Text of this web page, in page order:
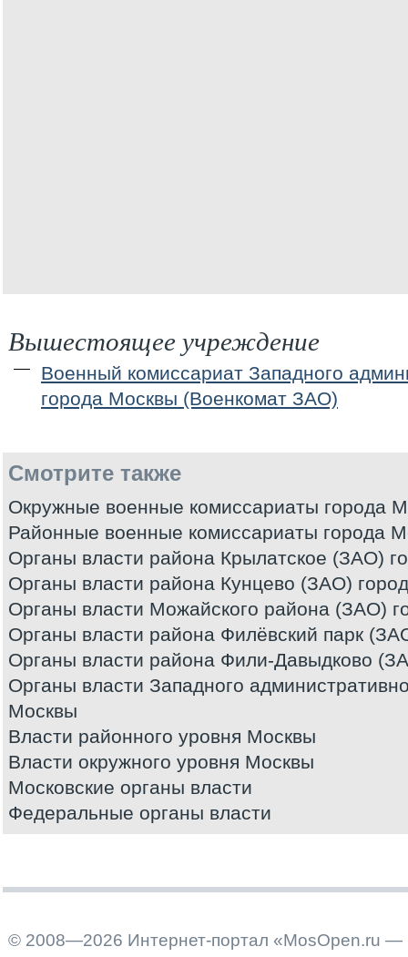
Вышестоящее учреждение
Военный комиссариат Западного
города Москвы (Военкомат ЗАО)
Смотрите также
Окружные военные комиссариаты города
Районные военные комиссариаты города
Органы власти района Крылатское (ЗАО)
Органы власти района Кунцево (ЗАО)
Органы власти Можайского района (ЗАО)
Органы власти района Филёвский парк
Органы власти района Фили-Давыдково
Органы власти Западного
Москвы
Власти районного уровня Москвы
Власти окружного уровня Москвы
Московские органы власти
Федеральные органы власти
© 2008—2026 Интернет-портал «MosOpen.ru —